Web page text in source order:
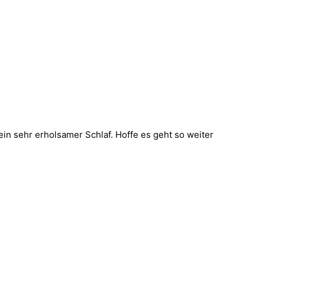
sehr erholsamer Schlaf. Hoffe es geht so weiter